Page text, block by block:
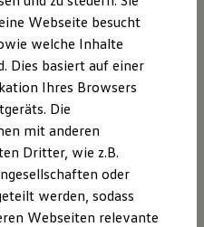
Richtlinie
EU Data Act
Vertrag Widerrufen
Webseite besucht
welche Inhalte
Dies basiert auf einer
Ihres Browsers
Die
mit anderen
Dritter, wie z.B.
oder
werden, sodass
Webseiten relevante